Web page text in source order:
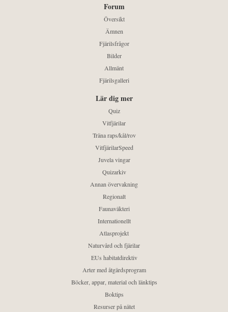
Forum
Översikt
Ämnen
Fjärilsfrågor
Bilder
Allmänt
Fjärilsgalleri
Lär dig mer
Quiz
Vitfjärilar
Träna raps/kål/rov
VitfjärilarSpeed
Juvela vingar
Quizarkiv
Annan övervakning
Regionalt
Faunaväkteri
Internationellt
Atlasprojekt
Naturvård och fjärilar
EUs habitatdirektiv
Arter med åtgärdsprogram
Böcker, appar, material och länktips
Boktips
Resurser på nätet